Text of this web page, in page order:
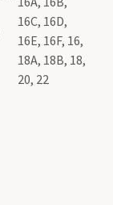
16C, 16D,
16E, 16F, 16,
18A, 18B, 18,
20, 22